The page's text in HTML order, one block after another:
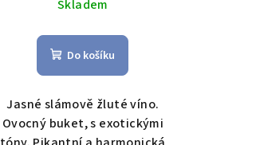
Skladem
Do košíku
Jasné slámově žluté víno.
Ovocný buket, s exotickými